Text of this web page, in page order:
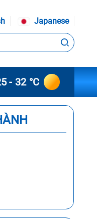
Japanese
- 32 °C